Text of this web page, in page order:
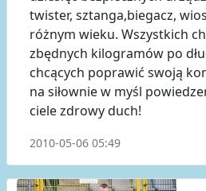
twister, sztanga,biegacz,
różnym wieku. Wszystkich
zbędnych kilogramów po
chcących poprawić swoją
na siłownie w myśl
ciele zdrowy duch!
2010-05-06 05:49